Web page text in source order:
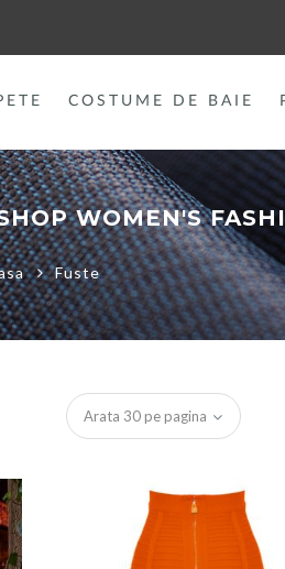
COSTUME DE BAIE
WOMEN'S
Fuste